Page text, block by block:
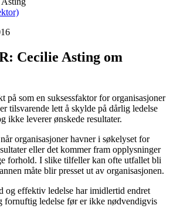
Cecilie Asting om
på som en suksessfaktor for organisasjoner
tilsvarende lett å skylde på dårlig ledelse
ikke leverer ønskede resultater.
organisasjoner havner i søkelyset for
eller det kommer fram opplysninger
forhold. I slike tilfeller kan ofte utfallet bli
måte blir presset ut av organisasjonen.
og effektiv ledelse har imidlertid endret
fornuftig ledelse før er ikke nødvendigvis